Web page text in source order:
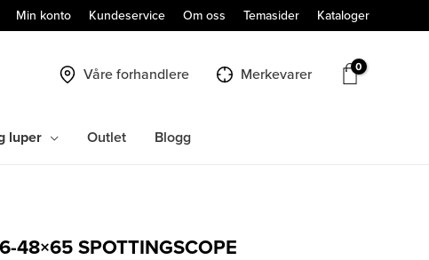
Min konto Kundeservice Om oss Temasider Kataloger
Våre forhandlere Merkevarer
luper Outlet Blogg
48×65 SPOTTINGSCOPE